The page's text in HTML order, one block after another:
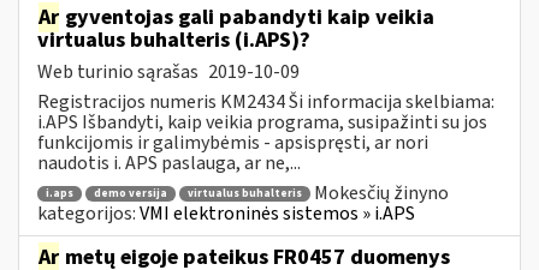
Ar gyventojas gali pabandyti kaip veikia
virtualus buhalteris (i.APS)?
Web turinio sąrašas 2019-10-09
Registracijos numeris KM2434 Ši informacija skelbiama:
i.APS Išbandyti, kaip veikia programa, susipažinti su jos
funkcijomis ir galimybėmis - apsispręsti, ar nori
naudotis i. APS paslauga, ar ne,...
i.aps demo versija virtualus buhalteris
Mokesčių žinyno
kategorijos:VMI elektroninės sistemos » i.APS
Ar metų eigoje pateikus FR0457 duomenys